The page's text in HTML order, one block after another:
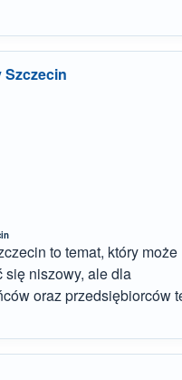
to temat, który może
się niszowy, ale dla
oraz przedsiębiorców